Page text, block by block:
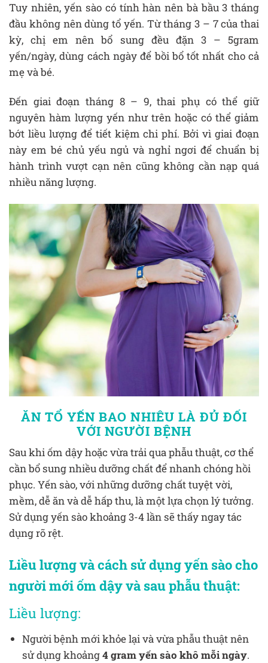
Tuy nhiên, yến sào có tính hàn nên bà bầu 3 tháng
đầu không nên dùng tổ yến. Từ tháng 3 – 7 của thai
kỳ, chị em nên bổ sung đều đặn 3 – 5gram
yến/ngày, dùng cách ngày để bồi bổ tốt nhất cho cả
mẹ và bé.
Đến giai đoạn tháng 8 – 9, thai phụ có thể giữ
nguyên hàm lượng yến như trên hoặc có thể giảm
bớt liều lượng để tiết kiệm chi phí. Bởi vì giai đoạn
này em bé chủ yếu ngủ và nghỉ ngơi để chuẩn bị
hành trình vượt cạn nên cũng không cần nạp quá
nhiều năng lượng.
ĂN TỔ YẾN BAO NHIÊU LÀ ĐỦ ĐỐI
VỚI NGƯỜI BỆNH
Sau khi ốm dậy hoặc vừa trải qua phẫu thuật, cơ thể
cần bổ sung nhiều dưỡng chất để nhanh chóng hồi
phục. Yến sào, với những dưỡng chất tuyệt vời,
mềm, dễ ăn và dễ hấp thu, là một lựa chọn lý tưởng.
Sử dụng yến sào khoảng 3-4 lần sẽ thấy ngay tác
dụng rõ rệt.
Liều lượng và cách sử dụng yến sào cho
người mới ốm dậy và sau phẫu thuật:
Liều lượng:
Người bệnh mới khỏe lại và vừa phẫu thuật nên
sử dụng khoảng4 gram yến sào khô mỗi ngày.